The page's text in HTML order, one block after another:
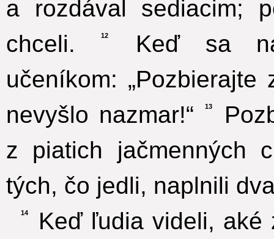
a rozdával sediacim;
chceli.
12
Keď sa
učeníkom:
nevyšlo nazmar!“
13
z piatich jačmenných
tých, čo jedli, naplnili
14
Keď ľudia videli, aké